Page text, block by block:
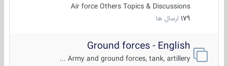
Air force Others Topics & Discussions
179 ارسال ها
Ground forces - English
Army and ground forces, tank, artillery ...